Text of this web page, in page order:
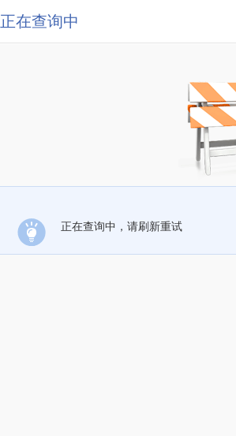
正在查询中
正在查询中，请刷新重试